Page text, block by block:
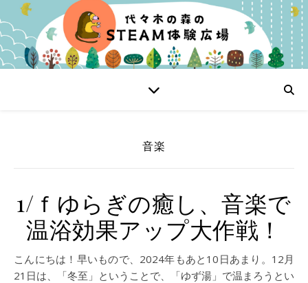
音楽
1/ｆゆらぎの癒し、音楽で
温浴効果アップ大作戦！
こんにちは！早いもので、2024年もあと10日あまり。12月
21日は、「冬至」ということで、「ゆず湯」で温まろうとい